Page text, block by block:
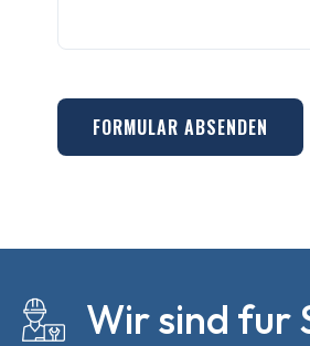
FORMULAR ABSENDEN
Wir sind fur